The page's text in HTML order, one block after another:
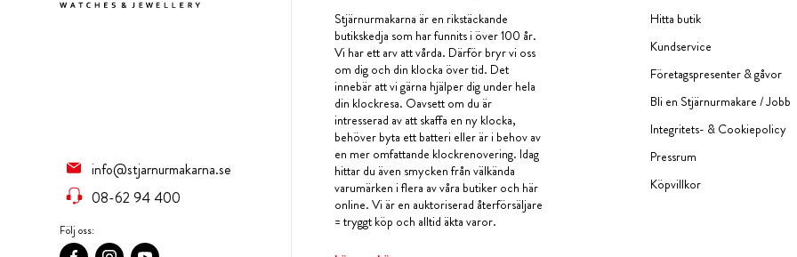
info@stjarnurmakarna.se
08-62 94 400
Följ oss:
Stjärnurmakarna är en rikstäckande
butikskedja som har funnits i över 100 år.
Vi har ett arv att vårda. Därför bryr vi oss
om dig och din klocka över tid. Det
innebär att vi gärna hjälper dig under hela
din klockresa. Oavsett om du är
intresserad av att skaffa en ny klocka,
behöver byta ett batteri eller är i behov av
en mer omfattande klockrenovering. Idag
hittar du även smycken från välkända
varumärken i flera av våra butiker och här
online. Vi är en auktoriserad återförsäljare
= tryggt köp och alltid äkta varor.
Hitta butik
Kundservice
Företagspresenter & gåvor
Bli en Stjärnurmakare / Jobb
Integritets- & Cookiepolicy
Pressrum
Köpvillkor